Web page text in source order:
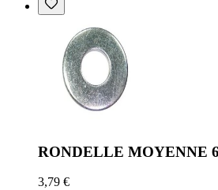
RONDELLE MOYENNE
3,79 €